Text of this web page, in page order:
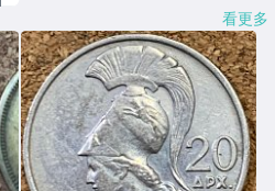
看更多